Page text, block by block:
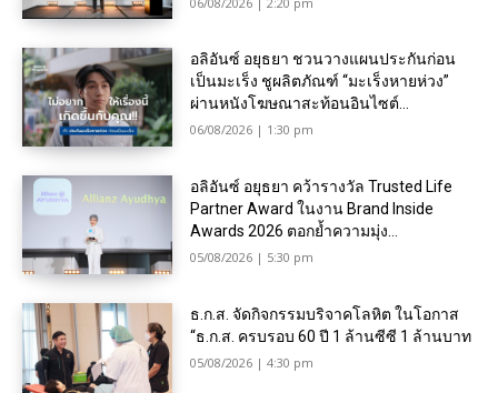
อลิอันซ์ อยุธยา ชวนวางแผนประกันก่อน
เป็นมะเร็ง ชูผลิตภัณฑ์ “มะเร็งหายห่วง”
ผ่านหนังโฆษณาสะท้อนอินไซต์...
06/08/2026 | 1:30 pm
อลิอันซ์ อยุธยา คว้ารางวัล Trusted Life
Partner Award ในงาน Brand Inside
Awards 2026 ตอกย้ำความมุ่ง...
05/08/2026 | 5:30 pm
ธ.ก.ส. จัดกิจกรรมบริจาคโลหิต ในโอกาส
“ธ.ก.ส. ครบรอบ 60 ปี 1 ล้านซีซี 1 ล้านบาท
05/08/2026 | 4:30 pm